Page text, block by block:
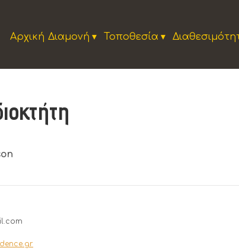
Αρχική Διαμονή ▾ Τοποθεσία ▾